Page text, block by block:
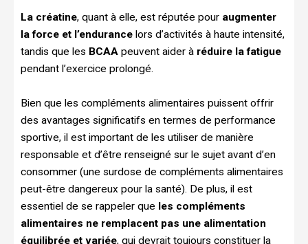
La créatine, quant à elle, est réputée pour augmenter
la force et l’endurance lors d’activités à haute intensité,
tandis que les BCAA peuvent aider à réduire la fatigue
pendant l’exercice prolongé.
Bien que les compléments alimentaires puissent offrir
des avantages significatifs en termes de performance
sportive, il est important de les utiliser de manière
responsable et d’être renseigné sur le sujet avant d’en
consommer (une surdose de compléments alimentaires
peut-être dangereux pour la santé). De plus, il est
essentiel de se rappeler que les compléments
alimentaires ne remplacent pas une alimentation
équilibrée et variée, qui devrait toujours constituer la